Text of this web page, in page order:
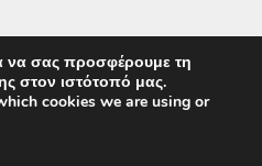
- All Right Reserved
να σας προσφέρουμε τη
στον ιστότοπό μας.
cookies we are using or